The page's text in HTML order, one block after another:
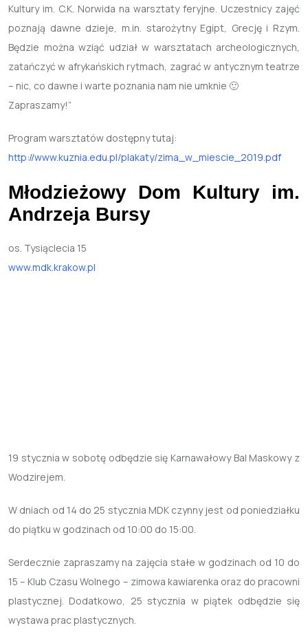
Kultury im. C.K. Norwida na warsztaty feryjne. Uczestnicy zajęć
poznają dawne dzieje, m.in. starożytny Egipt, Grecję i Rzym.
Będzie można wziąć udział w warsztatach archeologicznych,
zatańczyć w afrykańskich rytmach, zagrać w antycznym teatrze
– nic, co dawne i warte poznania nam nie umknie 🙂
Zapraszamy!”
Program warsztatów dostępny tutaj:
http://www.kuznia.edu.pl/plakaty/zima_w_miescie_2019.pdf
Młodzieżowy Dom Kultury im.
Andrzeja Bursy
os. Tysiąclecia 15
www.mdk.krakow.pl
19 stycznia w sobotę odbędzie się Karnawałowy Bal Maskowy z
Wodzirejem.
W dniach od 14 do 25 stycznia MDK czynny jest od poniedziałku
do piątku w godzinach od 10:00 do 15:00.
Serdecznie zapraszamy na zajęcia stałe w godzinach od 10 do
15 – Klub Czasu Wolnego – zimowa kawiarenka oraz do pracowni
plastycznej. Dodatkowo, 25 stycznia w piątek odbędzie się
wystawa prac plastycznych.